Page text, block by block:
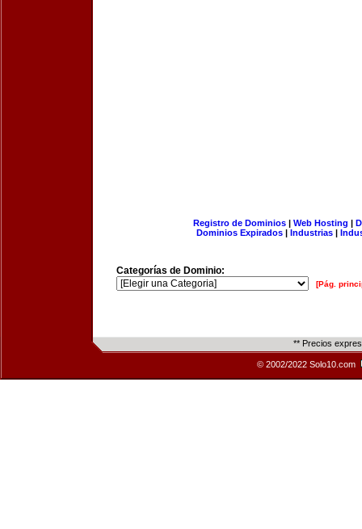
Registro de Dominios| Web Hosting |
Dominios Expirados | Industrias |
Categorías de Dominio:
[Pág.
** Precios
© 2002/2022 Solo10.com